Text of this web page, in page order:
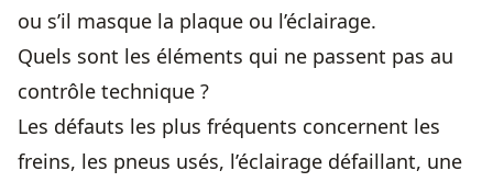
ou s’il masque la plaque ou l’éclairage.
Quels sont les éléments qui ne passent pas au
contrôle technique ?
Les défauts les plus fréquents concernent les
freins, les pneus usés, l’éclairage défaillant, une